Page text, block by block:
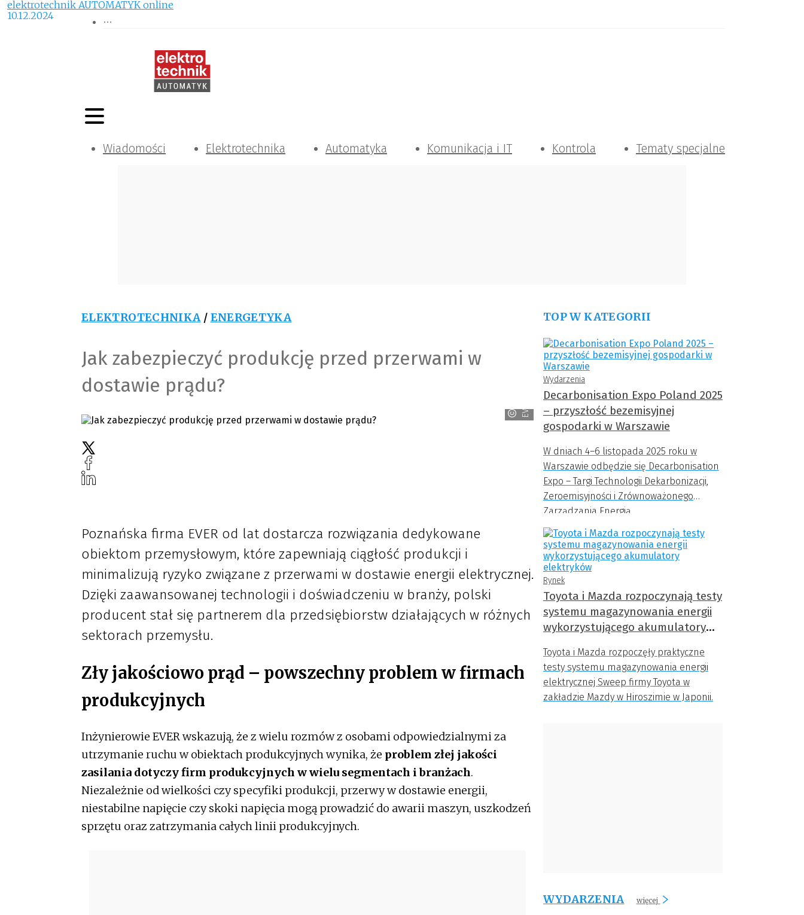
Wiadomości Elektrotechnika Automatyka Komunikacja i IT Kontrola Tematy specjalne
ELEKTROTECHNIKA / ENERGETYKA
Jak zabezpieczyć produkcję przed przerwami w
dostawie prądu?
EVER
elektrotechnik AUTOMATYK online
10.12.2024
Poznańska firma EVER od lat dostarcza rozwiązania dedykowane
obiektom przemysłowym, które zapewniają ciągłość produkcji i
minimalizują ryzyko związane z przerwami w dostawie energii elektrycznej.
Dzięki zaawansowanej technologii i doświadczeniu w branży, polski
producent stał się partnerem dla przedsiębiorstw działających w różnych
sektorach przemysłu.
Zły jakościowo prąd – powszechny problem w firmach
produkcyjnych
Inżynierowie EVER wskazują, że z wielu rozmów z osobami odpowiedzialnymi za
utrzymanie ruchu w obiektach produkcyjnych wynika, że problem złej jakości
zasilania dotyczy firm produkcyjnych w wielu segmentach i branżach.
Niezależnie od wielkości czy specyfiki produkcji, przerwy w dostawie energii,
niestabilne napięcie czy skoki napięcia mogą prowadzić do awarii maszyn, uszkodzeń
sprzętu oraz zatrzymania całych linii produkcyjnych.
TOP W KATEGORII
Wydarzenia
Decarbonisation Expo Poland 2025
– przyszłość bezemisyjnej
gospodarki w Warszawie
W dniach 4–6 listopada 2025 roku w
Warszawie odbędzie się Decarbonisation
Expo – Targi Technologii Dekarbonizacji,
Zeroemisyjności i Zrównoważonego
Zarządzania Energią.
Rynek
Toyota i Mazda rozpoczynają testy
systemu magazynowania energii
wykorzystującego akumulatory
Toyota i Mazda rozpoczęły praktyczne
testy systemu magazynowania energii
elektrycznej Sweep firmy Toyota w
zakładzie Mazdy w Hiroszimie w Japonii.
WYDARZENIA więcej